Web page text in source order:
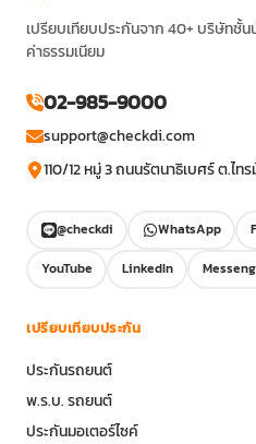
เปรียบเทียบประกันจาก 40+ บริษัทชั้น
ค่าธรรมเนียม
02-985-9000
support@checkdi.com
110/12 หมู่ 3 ถนนรัตนาธิเบศร์ ต.ไท
@checkdi WhatsApp
YouTube
LinkedIn
เปรียบเทียบประกัน
ประกันรถยนต์
พ.ร.บ. รถยนต์
ประกันมอเตอร์ไซค์